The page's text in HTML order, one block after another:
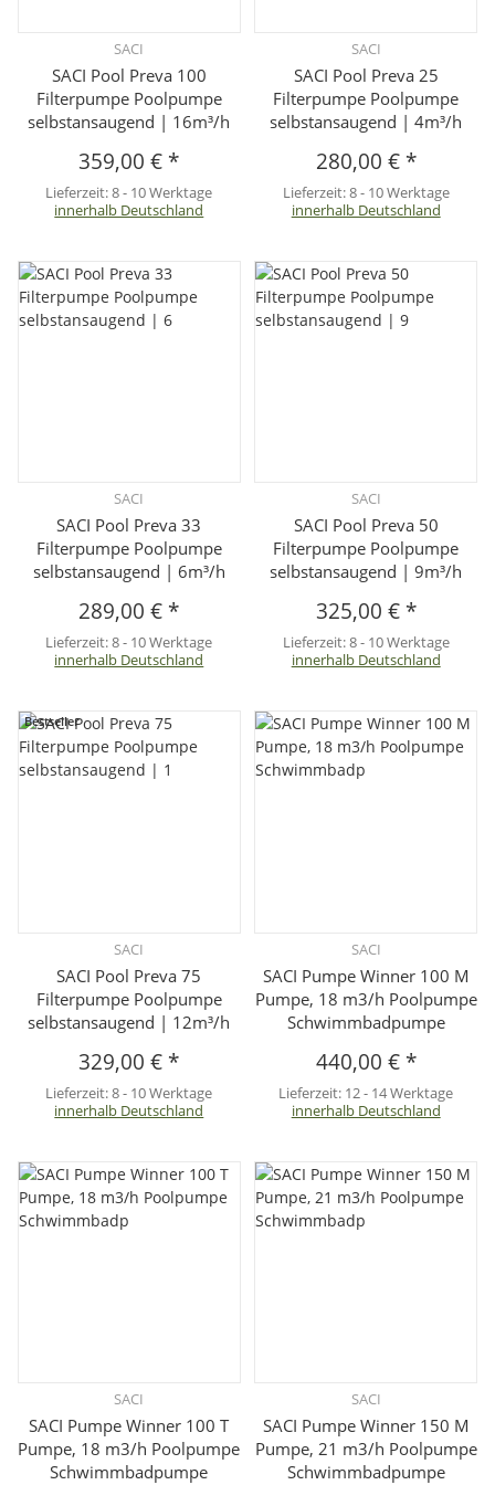
SACI
SACI Pool Preva 100
Filterpumpe Poolpumpe
selbstansaugend | 16m³/h
359,00 € *
Lieferzeit:8 - 10 Werktage
innerhalb Deutschland
SACI
SACI Pool Preva 25
Filterpumpe Poolpumpe
selbstansaugend | 4m³/h
280,00 € *
Lieferzeit:8 - 10 Werktage
innerhalb Deutschland
SACI
SACI Pool Preva 33
Filterpumpe Poolpumpe
selbstansaugend | 6m³/h
289,00 € *
Lieferzeit:8 - 10 Werktage
innerhalb Deutschland
SACI
SACI Pool Preva 50
Filterpumpe Poolpumpe
selbstansaugend | 9m³/h
325,00 € *
Lieferzeit:8 - 10 Werktage
innerhalb Deutschland
Bestseller
SACI
SACI Pool Preva 75
Filterpumpe Poolpumpe
selbstansaugend | 12m³/h
329,00 € *
Lieferzeit:8 - 10 Werktage
innerhalb Deutschland
SACI
SACI Pumpe Winner 100 M
Pumpe, 18 m3/h Poolpumpe
Schwimmbadpumpe
440,00 € *
Lieferzeit: 12 - 14 Werktage
innerhalb Deutschland
SACI
SACI Pumpe Winner 100 T
Pumpe, 18 m3/h Poolpumpe
Schwimmbadpumpe
SACI
SACI Pumpe Winner 150 M
Pumpe, 21 m3/h Poolpumpe
Schwimmbadpumpe